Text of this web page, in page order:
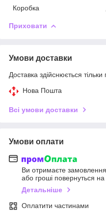
Коробка
Приховати
Умови доставки
Доставка здійснюється тільки
Нова Пошта
Всі умови доставки
Умови оплати
Ви отримаєте замовлення
або гроші повернуться
Детальніше
Оплатити частинами